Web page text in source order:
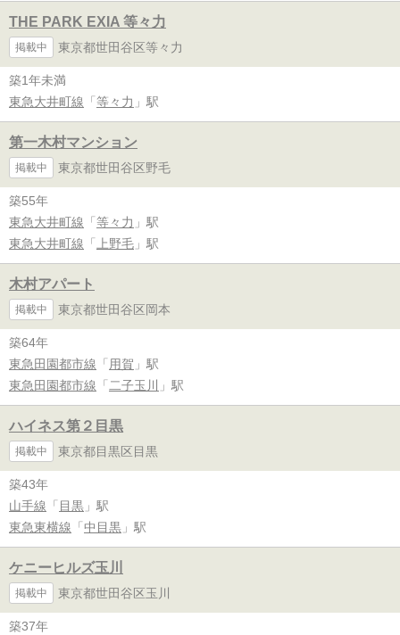
THE PARK EXIA 等々力
掲載中 東京都世田谷区等々力
築1年未満
東急大井町線 「 等々力 」駅
第一木村マンション
掲載中 東京都世田谷区野毛
築55年
東急大井町線 「 等々力 」駅
東急大井町線 「 上野毛 」駅
木村アパート
掲載中 東京都世田谷区岡本
築64年
東急田園都市線 「 用賀 」駅
東急田園都市線 「 二子玉川 」駅
ハイネス第２目黒
掲載中 東京都目黒区目黒
築43年
山手線 「 目黒 」駅
東急東横線 「 中目黒 」駅
ケニーヒルズ玉川
掲載中 東京都世田谷区玉川
築37年